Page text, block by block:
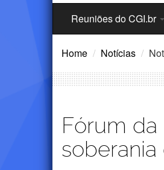
Menu
Reuniões do CGI.br
Home Notícias
Fórum da
soberania